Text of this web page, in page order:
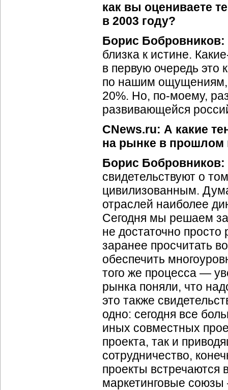
как вы оцениваете
в 2003 году?
Борис Бобровников:
близка к истине.
в первую очередь это
по нашим ощущениям,
20%. Но, по-моему,
развивающейся
CNews.ru: А какие
на рынке в прошлом
Борис Бобровников:
свидетельствуют о
цивилизованным.
отраслей наиболее
Сегодня мы решаем
не достаточно
заранее просчитать
обеспечить
того же процесса —
рынка поняли, что
это также
одно: сегодня все
иных совместных
проекта, так и
сотрудничество,
проекты встречаются
маркетинговые